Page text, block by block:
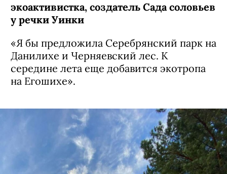
экоактивистка, создатель Сада соловьев
у речки Уинки
«Я бы предложила Серебрянский парк на
Данилихе и Черняевский лес. К
середине лета еще добавится экотропа
на Егошихе».